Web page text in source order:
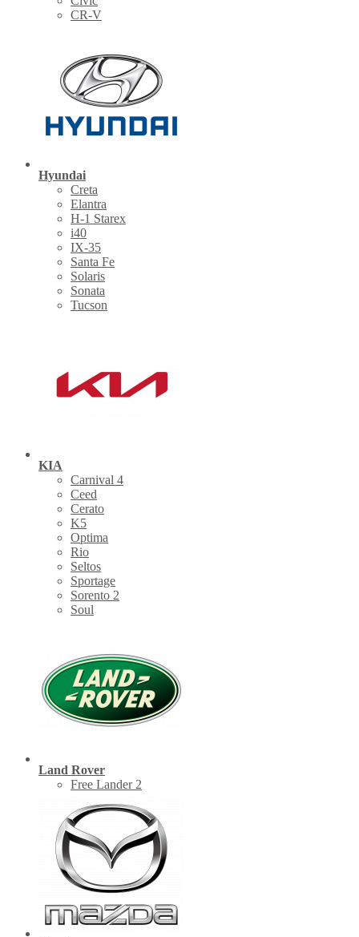
CR-V
Hyundai
Creta
Elantra
H-1 Starex
i40
IX-35
Santa Fe
Solaris
Sonata
Tucson
KIA
Carnival 4
Ceed
Cerato
K5
Optima
Rio
Seltos
Sportage
Sorento 2
Soul
Land Rover
Free Lander 2